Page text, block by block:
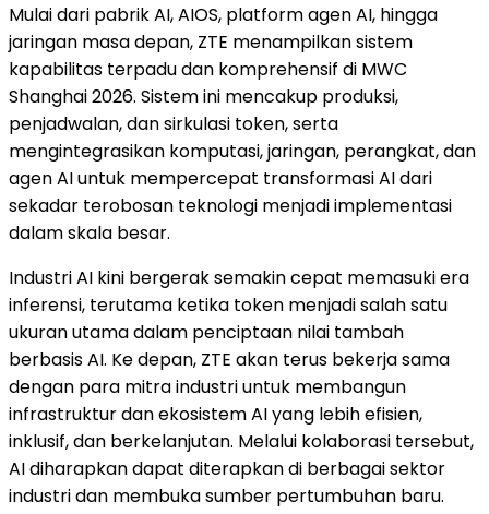
Mulai dari pabrik AI, AIOS, platform agen AI, hingga
jaringan masa depan, ZTE menampilkan sistem
kapabilitas terpadu dan komprehensif di MWC
Shanghai 2026. Sistem ini mencakup produksi,
penjadwalan, dan sirkulasi token, serta
mengintegrasikan komputasi, jaringan, perangkat, dan
agen AI untuk mempercepat transformasi AI dari
sekadar terobosan teknologi menjadi implementasi
dalam skala besar.
Industri AI kini bergerak semakin cepat memasuki era
inferensi, terutama ketika token menjadi salah satu
ukuran utama dalam penciptaan nilai tambah
berbasis AI. Ke depan, ZTE akan terus bekerja sama
dengan para mitra industri untuk membangun
infrastruktur dan ekosistem AI yang lebih efisien,
inklusif, dan berkelanjutan. Melalui kolaborasi tersebut,
AI diharapkan dapat diterapkan di berbagai sektor
industri dan membuka sumber pertumbuhan baru.